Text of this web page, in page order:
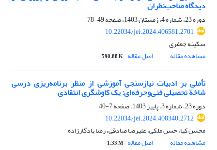
دیدگاه صاحب‌نظران
دوره 23، شماره 4، زمستان 1403، صفحه
49-78
10.22034/jei.2024.406581.2701
سکینه جعفری
مشاهده مقاله
اصل مقاله 590.88 K
تأملی بر ادبیات نیازسنجی آموزشی از منظر برنامه‌ریزی درسی
شاخة تحصیلی فنی‌وحرفه‌ای: یک کاوشگری انتقادی
دوره 23، شماره 3، پاییز 1403، صفحه
7-40
10.22034/jei.2024.408340.2712
محسن کیا، حسن ملکی، علیرضا صادقی، رضا یادگارزاده
مشاهده مقاله
اصل مقاله 1.33 M